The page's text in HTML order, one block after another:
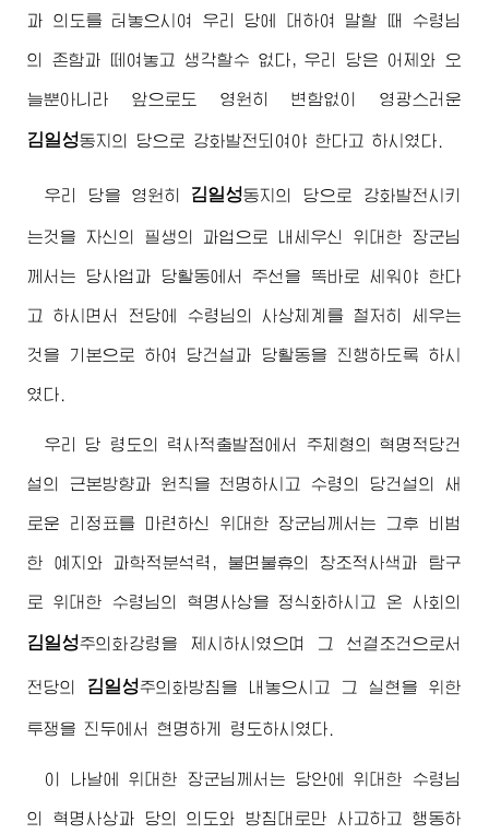
과 의도를 터놓으시여 우리 당에 대하여 말할 때 수령님
의 존함과 떼여놓고 생각할수 없다, 우리 당은 어제와 오
늘뿐아니라 앞으로도 영원히 변함없이 영광스러운
김일성동지 의 당으로 강화발전되여야 한다고 하시였다.
우리 당을 영원히 김일성동지의 당으로 강화발전시키
는것을 자신의 필생의 과업으로 내세우신위대한 장군님
께서는 당사업과 당활동에서 주선을 똑바로 세워야 한다
고 하시면서 전당에 수령님 의 사상체계를 철저히 세우는
것을 기본으로 하여 당건설과 당활동을 진행하도록 하시
였다.
우리 당 령도의 력사적출발점에서 주체형의 혁명적당건
설의 근본방향과 원칙을 천명하시고 수령의 당건설의 새
로운 리정표를 마련하신 위대한 장군님 께서는 그후 비범
한 예지와 과학적분석력, 불면불휴의 창조적사색과 탐구
로 위대한 수령님 의 혁명사상을 정식화하시고 온 사회의
김일성주의 화강령을 제시하시였으며 그 선결조건으로서
전당의 김일성주의 화방침을 내놓으시고 그 실현을 위한
투쟁을 진두에서 현명하게 령도하시였다.
이 나날에위대한 장군님 께서는 당안에위대한 수령님
의 혁명사상과 당의 의도와 방침대로만 사고하고 행동하